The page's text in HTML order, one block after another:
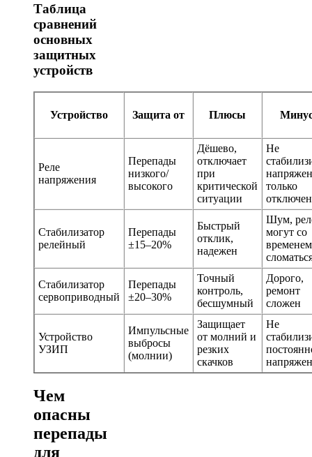
Таблица
сравнений
основных
защитных
устройств
Устройство Защита от Плюсы
Реле
напряжения
Перепады
низкого/
высокого
Дёшево,
отключает
при
критической
ситуации
Не
только
Стабилизатор
релейный
Перепады
±15–20%
Быстрый
отклик,
надежен
Шум,
могут со
временем
Стабилизатор
сервоприводный
Перепады
±20–30%
Точный
контроль,
бесшумный
Дорого,
ремонт
сложен
Устройство
УЗИП
Импульсные
выбросы
(молнии)
Защищает
от молний и
резких
скачков
Не
Чем
опасны
перепады
для